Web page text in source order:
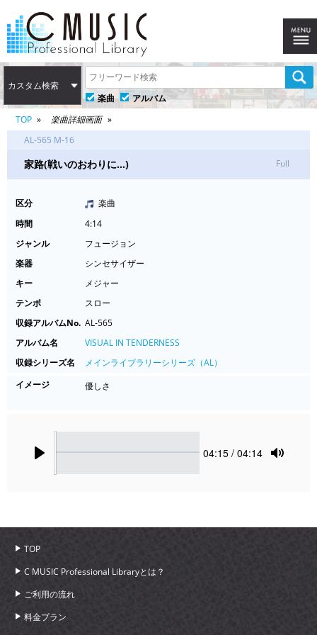
カスタム検索
楽曲
アルバム
TOP
楽曲詳細画面
AL-565 M-16
家路(戦いのおわりに…) Full
区分
楽曲
時間
4:14
ジャンル
フュージョン
楽器
シンセサイザー
キー
メジャー
テンポ
スロー
収録アルバムNo. AL-565
アルバム名
VISUAL IN TENDERNESS
収録シリーズ名
メインライブラリーシリーズ（AL）
イメージ
優しさ
Current
04:15 / 04:14
TOP
C MUSIC Professional Libraryとは？
ご利用の流れ
料金プラン